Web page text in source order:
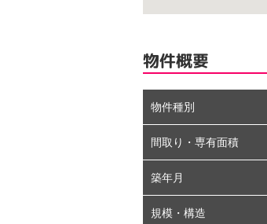
物件概要
物件種別
間取り・専有面積
築年月
規模・構造